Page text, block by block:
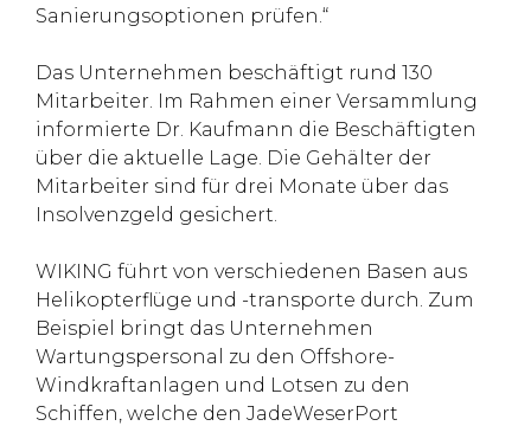
Sanierungsoptionen prüfen.“
Das Unternehmen beschäftigt rund 130
Mitarbeiter. Im Rahmen einer Versammlung
informierte Dr. Kaufmann die Beschäftigten
über die aktuelle Lage. Die Gehälter der
Mitarbeiter sind für drei Monate über das
Insolvenzgeld gesichert.
WIKING führt von verschiedenen Basen aus
Helikopterflüge und -transporte durch. Zum
Beispiel bringt das Unternehmen
Wartungspersonal zu den Offshore-
Windkraftanlagen und Lotsen zu den
Schiffen, welche den JadeWeserPort